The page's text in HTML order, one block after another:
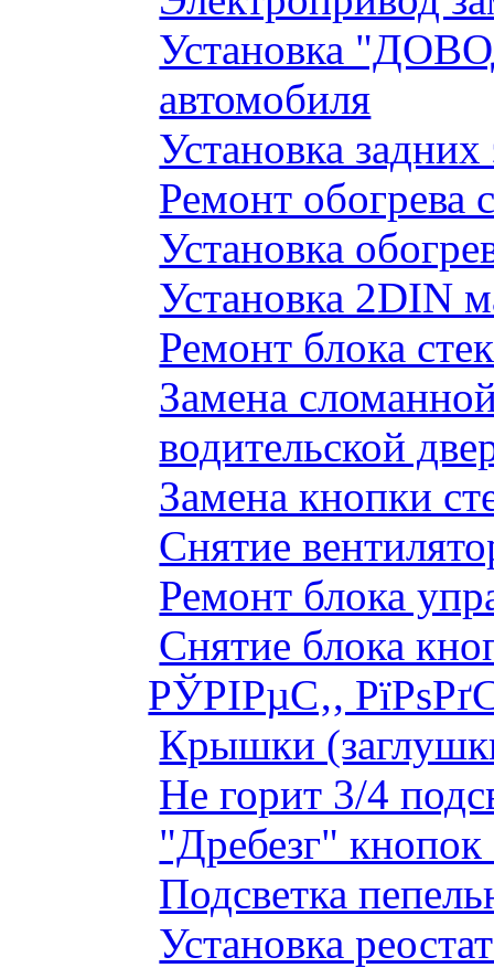
Установка
автомобиля
Установка
Ремонт обогрева
Установка
Установка 2DIN
Ремонт блока
Замена
водительской
Замена кнопки
Снятие
Ремонт блока
Снятие блока
РЎРІРµС‚,
Крышки
Не горит 3/4
"Дребезг"
Подсветка
Установка